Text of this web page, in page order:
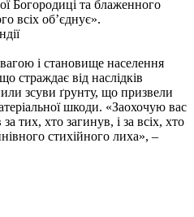
Богородиці та блаженного
всіх об’єднує».
і становище населення
страждає від наслідків
зсуви ґрунту, що призвели
шкоди. «Заохочую вас
тих, хто загинув, і за всіх, хто
стихійного лиха», –